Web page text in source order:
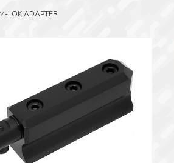
LOK ADAPTER